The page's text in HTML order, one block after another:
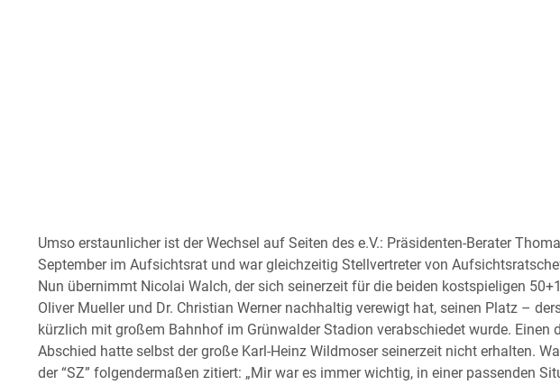
Umso erstaunlicher ist der Wechsel auf Seiten des e.V.: Präsidenten-Berater
September im Aufsichtsrat und war gleichzeitig Stellvertreter von
Nun übernimmt Nicolai Walch, der sich seinerzeit für die beiden kostspieligen
Oliver Mueller und Dr. Christian Werner nachhaltig verewigt hat, seinen Platz –
kürzlich mit großem Bahnhof im Grünwalder Stadion verabschiedet wurde. Einen
Abschied hatte selbst der große Karl-Heinz Wildmoser seinerzeit nicht erhalten.
der “SZ” folgendermaßen zitiert: „Mir war es immer wichtig, in einer passenden